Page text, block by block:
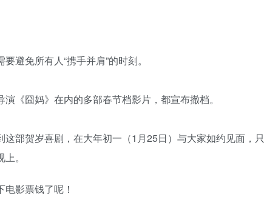
避免所有人“携手并肩”的时刻。
《囧妈》在内的多部春节档影片，都宣布撤档。
部贺岁喜剧，在大年初一（1月25日）与大家如约见面，只
。
影票钱了呢！